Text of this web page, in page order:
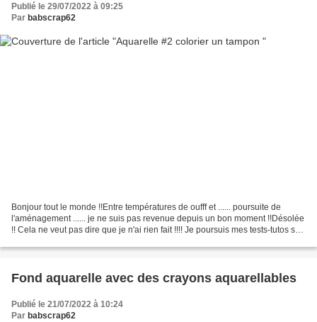
Publié le 29/07/2022 à 09:25
Par babscrap62
Bonjour tout le monde !!Entre températures de oufff et ...... poursuite de
l'aménagement ...... je ne suis pas revenue depuis un bon moment !!Désolée
!! Cela ne veut pas dire que je n'ai rien fait !!!! Je poursuis mes tests-tutos sur
Fond aquarelle avec des crayons aquarellables
Publié le 21/07/2022 à 10:24
Par babscrap62